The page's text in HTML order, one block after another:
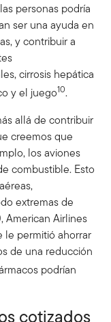
personas podría
ser una ayuda en
y contribuir a
cirrosis hepática
y el juego10.
allá de contribuir
creemos que
los aviones
combustible. Esto
extremas de
American Airlines
le permitió ahorrar
de una reducción
podrían
cotizados